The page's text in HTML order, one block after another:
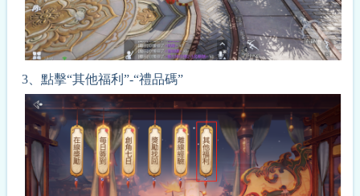
3、 點擊“其他福利 ”-“禮品碼”